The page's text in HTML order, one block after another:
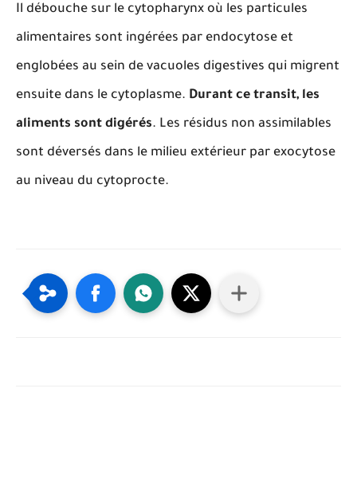
Il débouche sur le cytopharynx où les particules
alimentaires sont ingérées par endocytose et
englobées au sein de vacuoles digestives qui migrent
ensuite dans le cytoplasme. Durant ce transit, les
aliments sont digérés. Les résidus non assimilables
sont déversés dans le milieu extérieur par exocytose
au niveau du cytoprocte.